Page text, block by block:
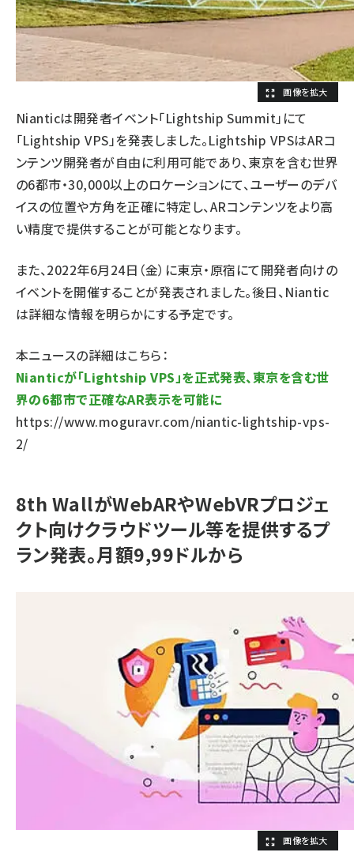
Nianticは開発者イベント「Lightship Summit」にて
「Lightship VPS」を発表しました。Lightship VPSはARコ
ンテンツ開発者が自由に利用可能であり、東京を含む世界
の6都市・30,000以上のロケーションにて、ユーザーのデバ
イスの位置や方角を正確に特定し、ARコンテンツをより高
い精度で提供することが可能となります。
また、2022年6月24日（金）に東京・原宿にて開発者向けの
イベントを開催することが発表されました。後日、Niantic
は詳細な情報を明らかにする予定です。
本ニュースの詳細はこちら：
Nianticが「Lightship VPS」を正式発表、東京を含む世
界の6都市で正確なAR表示を可能に
https://www.moguravr.com/niantic-lightship-vps-
2/
8th WallがWebARやWebVRプロジェ
クト向けクラウドツール等を提供するプ
ラン発表。月額9,99ドルから